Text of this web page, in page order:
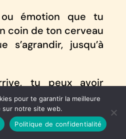
émotion que tu
coin de ton cerveau
jusqu’à
tu peux avoir
à fleur de peau ou
sans raison
pour te garantir la meilleure
sur notre site web.
Politique de confidentialité